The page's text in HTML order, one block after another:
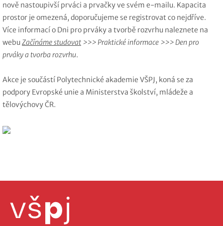
nově nastoupivší prváci a prvačky ve svém e-mailu. Kapacita
prostor je omezená, doporučujeme se registrovat co nejdříve.
Více informací o Dni pro prváky a tvorbě rozvrhu naleznete na
webu Začínáme studovat >>> Praktické informace >>> Den pro
prváky a tvorba rozvrhu.
Akce je součástí Polytechnické akademie VŠPJ, koná se za
podpory Evropské unie a Ministerstva školství, mládeže a
tělovýchovy ČR.